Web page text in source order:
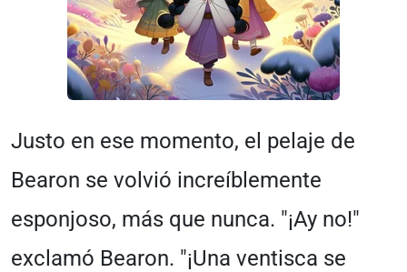
Justo en ese momento, el pelaje de
Bearon se volvió increíblemente
esponjoso, más que nunca. "¡Ay no!"
exclamó Bearon. "¡Una ventisca se